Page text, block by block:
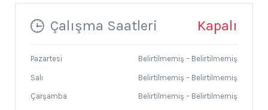
Çalışma Saatleri Kapalı
Pazartesi Belirtilmemiş – Belirtilmemiş
Salı Belirtilmemiş – Belirtilmemiş
Çarşamba Belirtilmemiş – Belirtilmemiş